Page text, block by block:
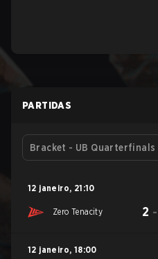
PARTIDAS
Bracket - UB Quarterfinals
12 janeiro, 21:10
Zero Tenacity 2 -
12 janeiro, 18:00